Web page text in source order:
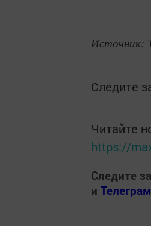
Источник:
Следите
Читайте
https://
Следите
и